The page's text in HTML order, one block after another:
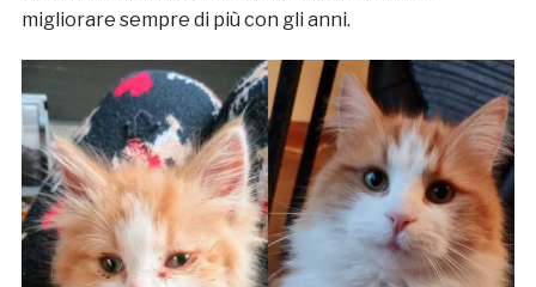
migliorare sempre di più con gli anni.